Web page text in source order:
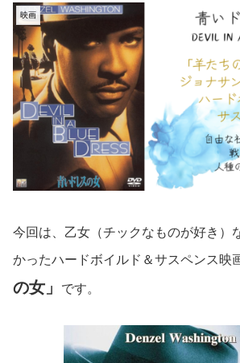
映画
今回は、乙女（チックなものが好き）
かったハードボイルド＆サスペンス映
の女」
です。